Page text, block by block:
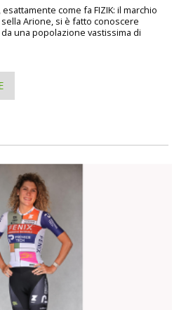
come fa FIZIK: il marchio
Arione, si è fatto conoscere
una popolazione vastissima di